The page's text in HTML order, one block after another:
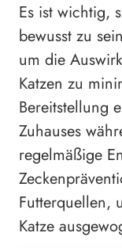
Es ist wichtig,
bewusst zu
um die
Katzen zu
Bereitstellung
Zuhauses
regelmäßige
Futterquellen,
Katze